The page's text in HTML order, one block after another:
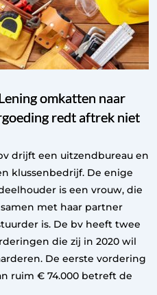
omkatten naar
redt aftrek niet
drijft een uitzendbureau en
klussenbedrijf. De enige
is een vrouw, die
samen met haar partner
is. De bv heeft twee
die zij in 2020 wil
De eerste vordering
ruim € 74.000 betreft de